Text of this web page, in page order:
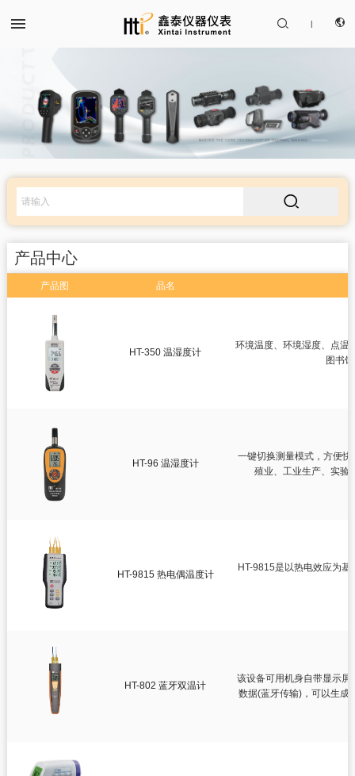
产品中心
服务支持
关于我们
 | 

产品中心
红外热成像仪
红外测温仪
智慧健康
测绘测距仪
环境测试仪
产品图 品名
HT-350 温湿度计
环境温度、环境湿度、点温
图书
HT-96 温湿度计
一键切换测量模式，方便
殖业、工业生产、实验
HT-9815 热电偶温度计
HT-9815是以热电效应为
HT-802 蓝牙双温计
该设备可用机身自带显示
数据(蓝牙传输)，可以生成